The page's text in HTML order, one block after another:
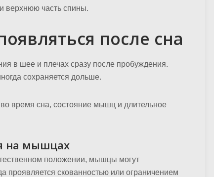
верхнюю часть спины.
после сна
в шее и плечах сразу после пробуждения.
сохраняется дольше.
время сна, состояние мышц и длительное
на мышцах
положении, мышцы могут
проявляется скованностью или ограничением